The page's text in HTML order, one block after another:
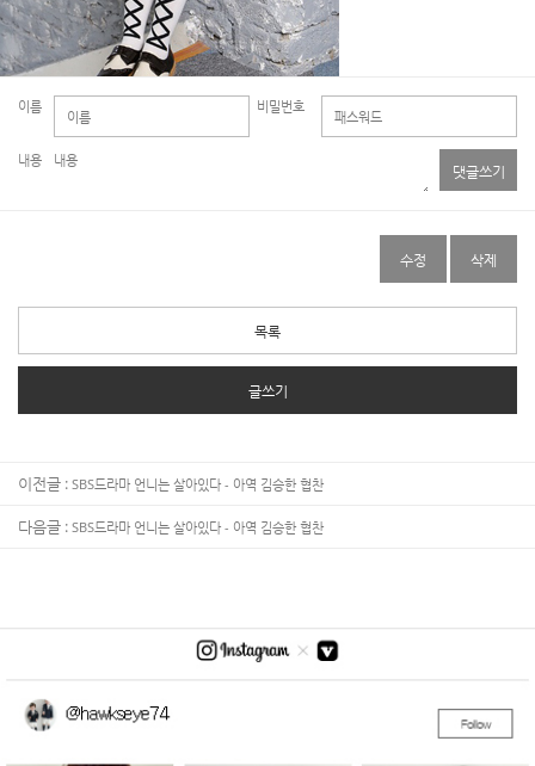
이름 비밀번호
내용
댓글쓰기
수정 삭제
목록
글쓰기
이전글 : SBS드라마 언니는 살아있다 - 아역 김승한 협찬
다음글 : SBS드라마 언니는 살아있다 - 아역 김승한 협찬